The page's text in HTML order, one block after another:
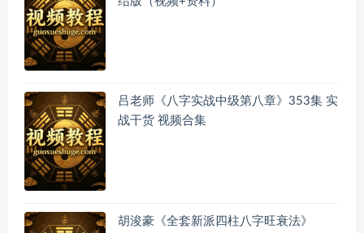
吕老师《八字实战中级第八章》353集 实
战干货 视频合集
胡浚豪《全套新派四柱八字旺衰法》